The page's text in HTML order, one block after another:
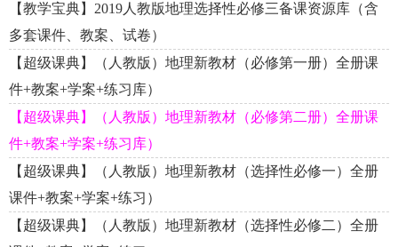
【教学宝典】2019人教版地理选择性必修三备课资源库（含
多套课件、教案、试卷）
【超级课典】（人教版）地理新教材（必修第一册）全册课
件+教案+学案+练习库）
【超级课典】（人教版）地理新教材（必修第二册）全册课
件+教案+学案+练习库）
【超级课典】（人教版）地理新教材（选择性必修一）全册
课件+教案+学案+练习）
【超级课典】（人教版）地理新教材（选择性必修二）全册